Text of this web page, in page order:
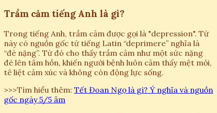
Trầm cảm tiếng Anh là gì?
Trong tiếng Anh, trầm cảm được gọi là "depression". Từ
này có nguồn gốc từ tiếng Latin “deprimere” nghĩa là
“đè nặng”. Từ đó cho thấy trầm cảm như một sức nặng
đè lên tâm hồn, khiến người bệnh luôn cảm thấy mệt mỏi,
tê liệt cảm xúc và không còn động lực sống.
>>>Tìm hiểu thêm: Tết Đoan Ngọ là gì? Ý nghĩa và nguồn
gốc ngày 5/5 âm